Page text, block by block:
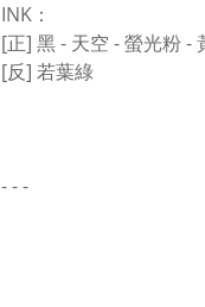
INK：
[正] 黑 - 天空 - 螢光粉 -
[反] 若葉綠
- - -